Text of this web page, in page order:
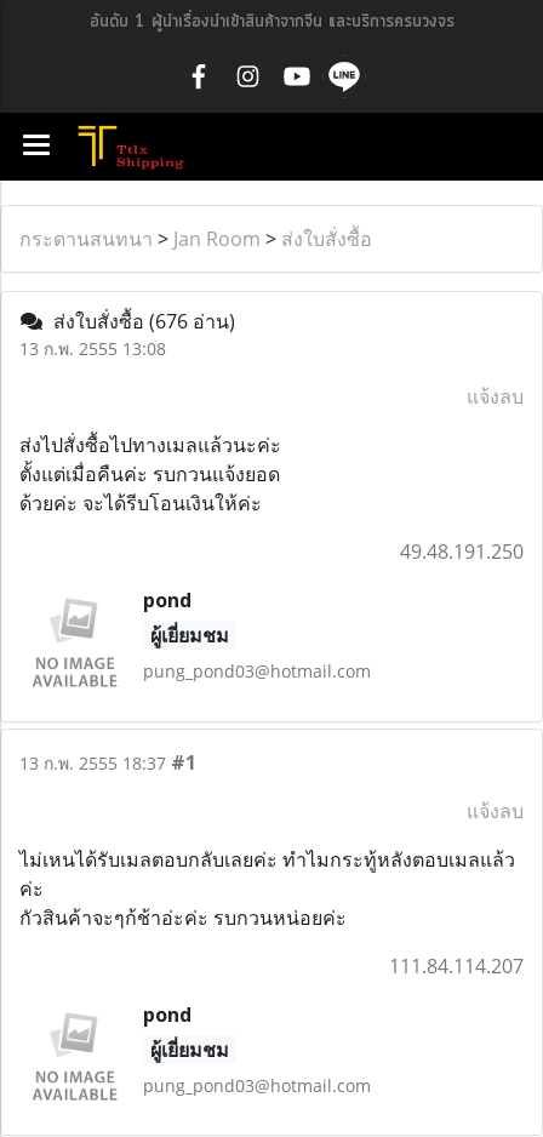
อันดับ 1 ผู้นำเรื่องนำเข้าสินค้าจากจีน และบริการครบวงจร
กระดานสนทนา > Jan Room > ส่งใบสั่งซื้อ
ส่งใบสั่งซื้อ (676 อ่าน)
13 ก.พ. 2555 13:08
แจ้งลบ
ส่งไปสั่งซื้อไปทางเมลแล้วนะค่ะ
ตั้งแต่เมื่อคืนค่ะ รบกวนแจ้งยอด
ด้วยค่ะ จะได้รีบโอนเงินให้ค่ะ
49.48.191.250
pond
ผู้เยี่ยมชม
pung_pond03@hotmail.com
13 ก.พ. 2555 18:37 #1
แจ้งลบ
ไม่เหนได้รับเมลตอบกลับเลยค่ะ ทำไมกระทู้หลังตอบเมลแล้ว
ค่ะ
กัวสินค้าจะๆก้ช้าอ่ะค่ะ รบกวนหน่อยค่ะ
111.84.114.207
pond
ผู้เยี่ยมชม
pung_pond03@hotmail.com